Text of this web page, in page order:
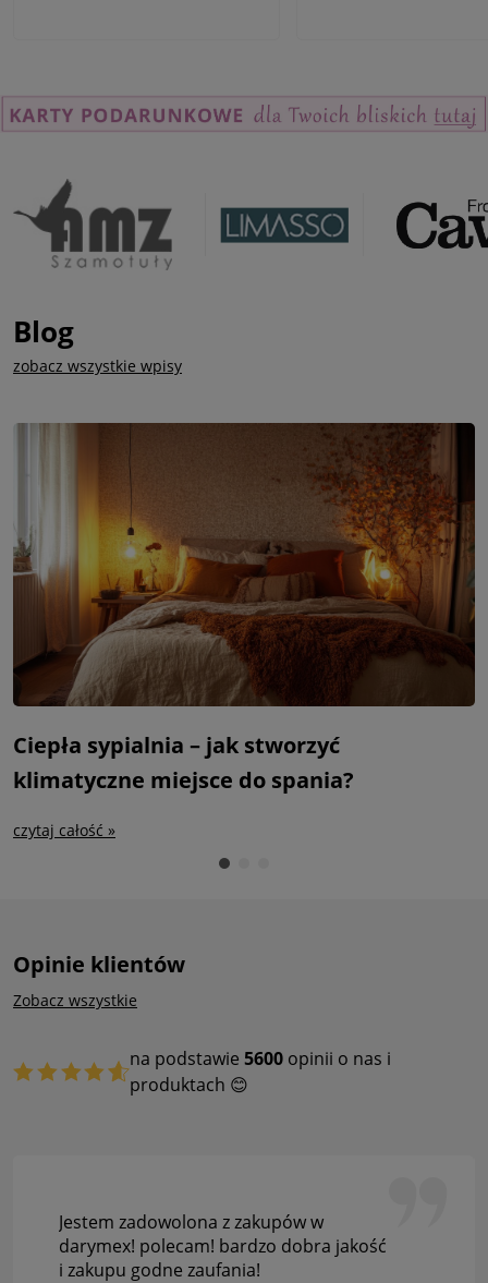
Blog
zobacz wszystkie wpisy
Ciepła sypialnia – jak stworzyć
klimatyczne miejsce do spania?
czytaj całość »
Opinie klientów
Zobacz wszystkie
na podstawie 5600 opinii o nas i
produktach 😊
Jestem zadowolona z zakupów w
darymex! polecam! bardzo dobra jakość
i zakupu godne zaufania!